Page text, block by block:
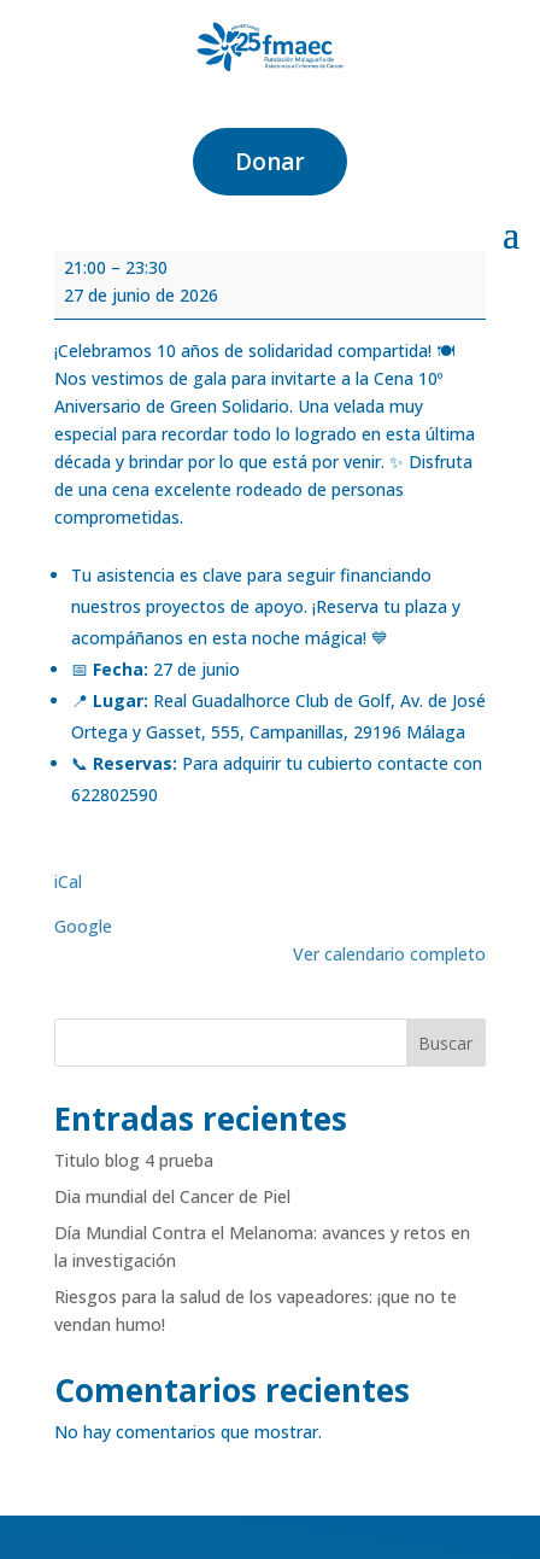
Donar
Cena 10º Aniversario
Green Solidario
| May 27, 2026
Cena
10º
Aniversario
Green
Solidario
21:00 – 23:30
27 de junio de 2026
¡Celebramos 10 años de solidaridad compartida! 🍽️
Nos vestimos de gala para invitarte a la Cena 10º
Aniversario de Green Solidario. Una velada muy
especial para recordar todo lo logrado en esta última
década y brindar por lo que está por venir. ✨ Disfruta
de una cena excelente rodeado de personas
comprometidas.
Tu asistencia es clave para seguir financiando
nuestros proyectos de apoyo. ¡Reserva tu plaza y
acompáñanos en esta noche mágica! 💙
📅 Fecha: 27 de junio
📍 Lugar: Real Guadalhorce Club de Golf, Av. de José
Ortega y Gasset, 555, Campanillas, 29196 Málaga
📞 Reservas: Para adquirir tu cubierto contacte con
622802590
iCal
Google
Ver calendario completo
Buscar
Entradas recientes
Titulo blog 4 prueba
Dia mundial del Cancer de Piel
Día Mundial Contra el Melanoma: avances y retos en
la investigación
Riesgos para la salud de los vapeadores: ¡que no te
vendan humo!
Comentarios recientes
No hay comentarios que mostrar.